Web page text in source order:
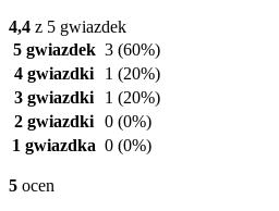
4,4 z 5 gwiazdek
5 gwiazdek 3 (60%)
4 gwiazdki
1 (20%)
3 gwiazdki
1 (20%)
2 gwiazdki 0 (0%)
1 gwiazdka 0 (0%)
5 ocen